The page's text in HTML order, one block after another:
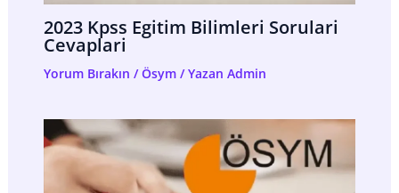
2023 Kpss Egitim Bilimleri Sorulari
Cevaplari
Yorum Bırakın /Ösym/ Yazan Admin